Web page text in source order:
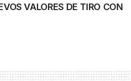
VALORES DE TIRO CON